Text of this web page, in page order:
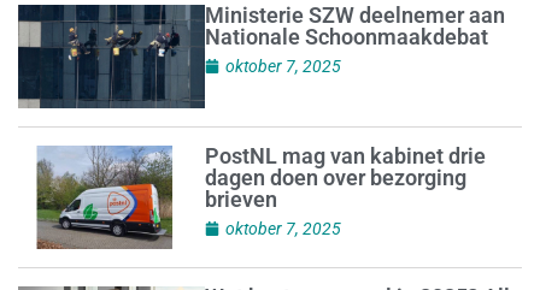
Ministerie SZW deelnemer aan
Nationale Schoonmaakdebat
oktober 7, 2025
PostNL mag van kabinet drie
dagen doen over bezorging
brieven
oktober 7, 2025